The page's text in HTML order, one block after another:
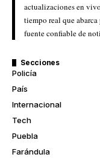
actualizaciones en
tiempo real que
fuente confiable de
Secciones
Policía
País
Internacional
Tech
Puebla
Farándula